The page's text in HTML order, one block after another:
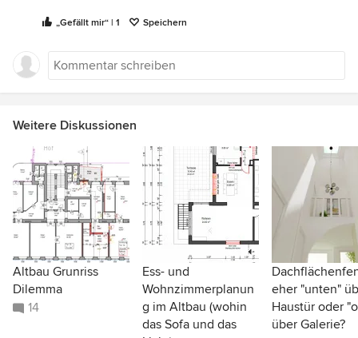
„Gefällt mir“ | 1 Speichern
Weitere Diskussionen
Altbau Grunriss
Dilemma
14
Ess- und
Wohnzimmerplanun
g im Altbau (wohin
das Sofa und das
eher "unten"
Haustür oder
über Galerie?